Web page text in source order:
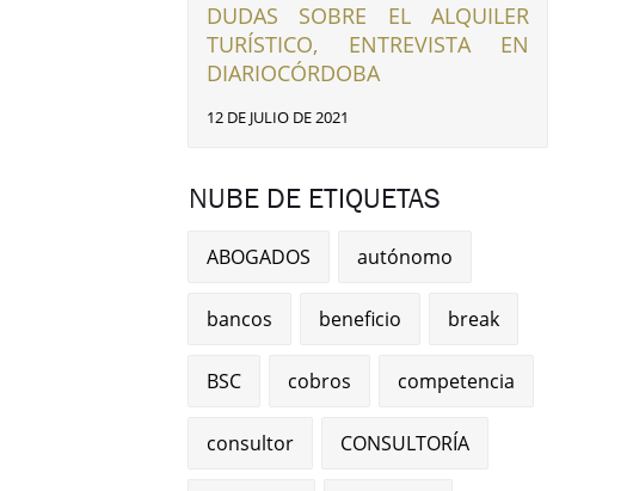
DUDAS SOBRE EL ALQUILER
TURÍSTICO, ENTREVISTA EN
DIARIOCÓRDOBA
12 DE JULIO DE 2021
NUBE DE ETIQUETAS
ABOGADOS autónomo
bancos beneficio break
BSC cobros competencia
consultor CONSULTORÍA